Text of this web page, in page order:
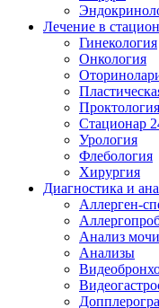
Лечение в
Гинекология
Онкология
Проктология
Стационар
Урология
Флебология
Хирургия
Диагностика и
Аллерген-
Анализ мочи
Анализы